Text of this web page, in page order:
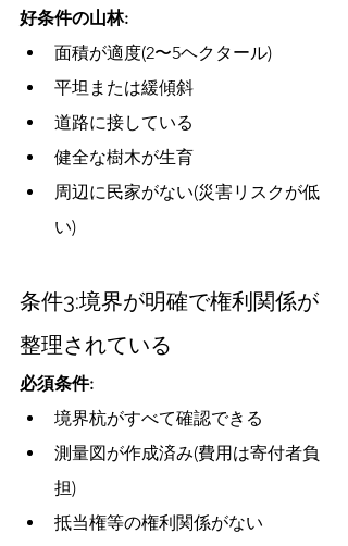
好条件の山林:
面積が適度(2〜5ヘクタール)
平坦または緩傾斜
道路に接している
健全な樹木が生育
周辺に民家がない(災害リスクが低
い)
条件3:境界が明確で権利関係が
整理されている
必須条件:
境界杭がすべて確認できる
測量図が作成済み(費用は寄付者負
担)
抵当権等の権利関係がない